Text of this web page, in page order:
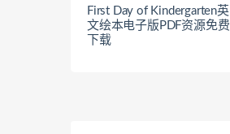
First Day of Kindergarten英
文绘本电子版PDF资源免费
下载